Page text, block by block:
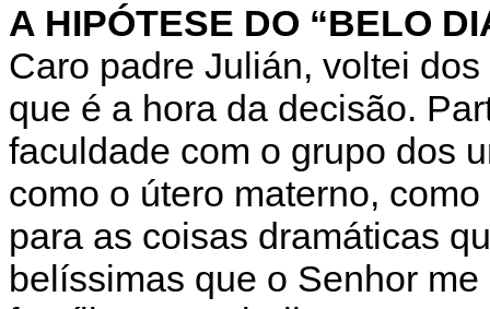
A HIPÓTESE DO “BELO
Caro padre Julián, voltei
que é a hora da decisão.
faculdade com o grupo dos
como o útero materno,
para as coisas dramáticas
belíssimas que o Senhor